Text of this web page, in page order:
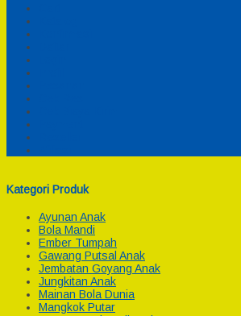
Kategori Produk
Ayunan Anak
Bola Mandi
Ember Tumpah
Gawang Putsal Anak
Jembatan Goyang Anak
Jungkitan Anak
Mainan Bola Dunia
Mangkok Putar